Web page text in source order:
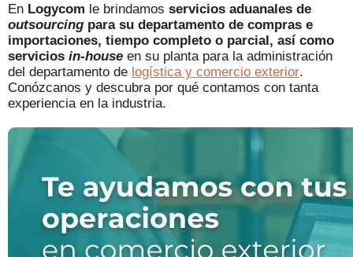
En Logycom le brindamos servicios aduanales de
outsourcing para su departamento de compras e
importaciones, tiempo completo o parcial, así como
servicios in-house en su planta para la administración
del departamento de logística y comercio exterior.
Conózcanos y descubra por qué contamos con tanta
experiencia en la industria.